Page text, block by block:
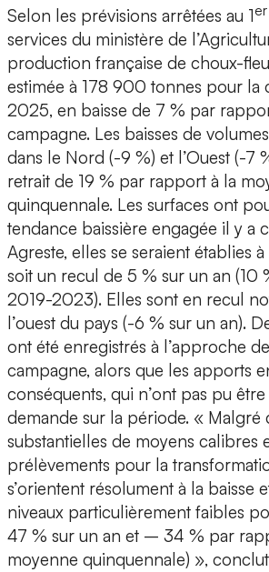
Selon les prévisions arrêtées au 1er
services du ministère de
production française de choux-
estimée à 178 900 tonnes pour
2025, en baisse de 7 % par
campagne. Les baisses de
dans le Nord (-9 %) et l’Ouest (-7
retrait de 19 % par rapport à la
quinquennale. Les surfaces ont
tendance baissière engagée il y a
Agreste, elles se seraient établies à
soit un recul de 5 % sur un an (10
2019-2023). Elles sont en recul
l’ouest du pays (-6 % sur un an).
ont été enregistrés à l’approche
campagne, alors que les apports
conséquents, qui n’ont pas pu
demande sur la période. « Malgré
substantielles de moyens calibres
prélèvements pour la
s’orientent résolument à la baisse
niveaux particulièrement faibles
47 % sur un an et – 34 % par
moyenne quinquennale) »,